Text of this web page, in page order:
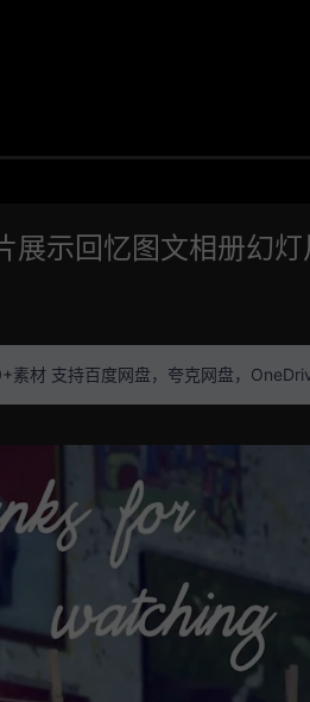
展示回忆图文相册幻灯
材 支持百度网盘，夸克网盘，